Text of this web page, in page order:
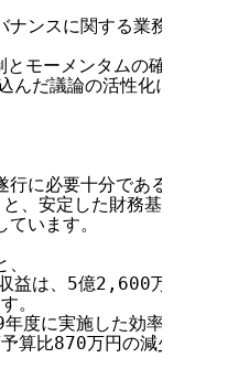
ナンスに関する業務で、
モーメンタムの確立をめ
んだ議論の活性化に努め
行に必要十分であること
、安定した財務基盤を維
います。
益は、5億2,600万円の
。
度に実施した効率化策
算比870万円の減少を見